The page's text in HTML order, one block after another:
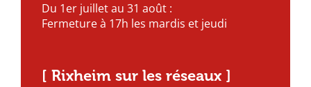
Du 1er juillet au 31 août :
Fermeture à 17h les mardis et jeudi
[ Rixheim sur les réseaux ]